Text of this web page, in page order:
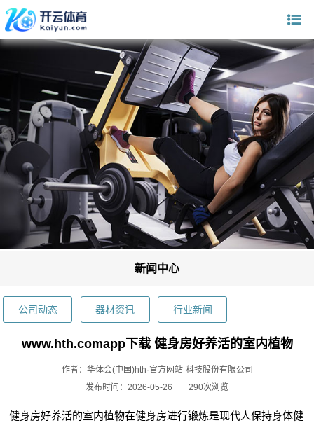
新闻中心
公司动态 器材资讯 行业新闻
www.hth.comapp下载 健身房好养活的室内植物
作者：华体会(中国)hth·官方网站-科技股份有限公司
发布时间：2026-05-26
290次浏览
健身房好养活的室内植物在健身房进行锻炼是现代人保持身体健